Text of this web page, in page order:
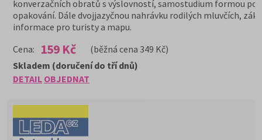
konverzačních obratů s výslovností, samostudium formou
opakování. Dále dvojjazyčnou nahrávku rodilých mluvčích,
informace pro turisty a mapu.
Cena:
159 Kč (běžná cena 349 Kč)
DETAIL OBJEDNAT
Skladem (doručení do tří dnů)